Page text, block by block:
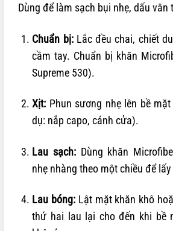
Dùng để làm sạch bụi nhẹ, dấu vân
Chuẩn bị:Lắc đều chai, chiết
cầm tay. Chuẩn bị khăn
Supreme 530).
Xịt: Phun sương nhẹ lên bề
dụ: nắp capo, cánh cửa).
Lau sạch: Dùng khăn
nhẹ nhàng theo một chiều để
Lau bóng: Lật mặt khăn khô
thứ hai lau lại cho đến khi bề